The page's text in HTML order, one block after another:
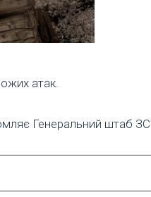
атак.
Генеральний штаб